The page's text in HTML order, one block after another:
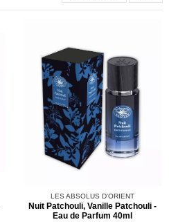
LES ABSOLUS D'ORIENT
Nuit Patchouli, Vanille Patchouli -
Eau de Parfum 40ml